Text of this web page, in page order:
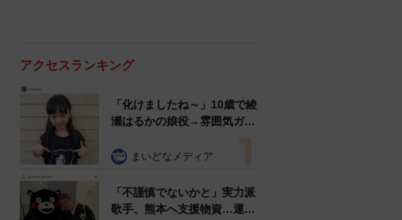
アクセスランキング
「化けましたね～」10歳で綾
瀬はるかの娘役→雰囲気ガラ
雰囲気が」「宝塚に入れそ
まいどなメディア
「不謹慎でないかと」実力派
歌手、熊本へ支援物資…運搬